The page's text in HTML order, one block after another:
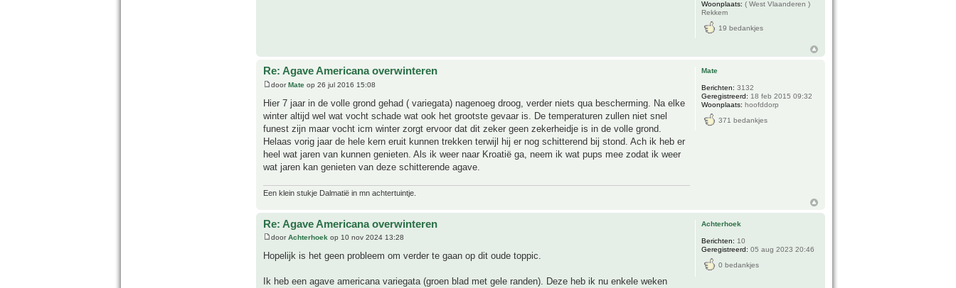
Woonplaats: ( West Vlaanderen )
Rekkem
19 bedankjes
Re: Agave Americana overwinteren
doorMate op 26 jul 2016 15:08
Hier 7 jaar in de volle grond gehad ( variegata) nagenoeg droog, verder niets qua bescherming. Na elke
winter altijd wel wat vocht schade wat ook het grootste gevaar is. De temperaturen zullen niet snel
funest zijn maar vocht icm winter zorgt ervoor dat dit zeker geen zekerheidje is in de volle grond.
Helaas vorig jaar de hele kern eruit kunnen trekken terwijl hij er nog schitterend bij stond. Ach ik heb er
heel wat jaren van kunnen genieten. Als ik weer naar Kroatië ga, neem ik wat pups mee zodat ik weer
wat jaren kan genieten van deze schitterende agave.
Een klein stukje Dalmatië in mn achtertuintje.
Mate
Berichten: 3132
Geregistreerd: 18 feb 2015 09:32
Woonplaats: hoofddorp
371 bedankjes
Re: Agave Americana overwinteren
doorAchterhoek op 10 nov 2024 13:28
Hopelijk is het geen probleem om verder te gaan op dit oude toppic.
Ik heb een agave americana variegata (groen blad met gele randen). Deze heb ik nu enkele weken
Achterhoek
Berichten: 10
Geregistreerd: 05 aug 2023 20:46
0 bedankjes